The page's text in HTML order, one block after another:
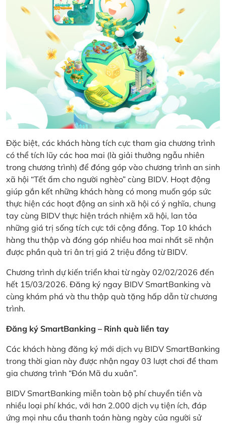
Đặc biệt, các khách hàng tích cực tham gia chương trình
có thể tích lũy các hoa mai (là giải thưởng ngẫu nhiên
trong chương trình) để đóng góp vào chương trình an sinh
xã hội “Tết ấm cho người nghèo” cùng BIDV. Hoạt động
giúp gắn kết những khách hàng có mong muốn góp sức
thực hiện các hoạt động an sinh xã hội có ý nghĩa, chung
tay cùng BIDV thực hiện trách nhiệm xã hội, lan tỏa
những giá trị sống tích cực tới cộng đồng. Top 10 khách
hàng thu thập và đóng góp nhiều hoa mai nhất sẽ nhận
được phần quà tri ân trị giá 2 triệu đồng từ BIDV.
Chương trình dự kiến triển khai từ ngày 02/02/2026 đến
hết 15/03/2026. Đăng ký ngay BIDV SmartBanking và
cùng khám phá và thu thập quà tặng hấp dẫn từ chương
trình.
Đăng ký SmartBanking – Rinh quà liền tay
Các khách hàng đăng ký mới dịch vụ BIDV SmartBanking
trong thời gian này được nhận ngay 03 lượt chơi để tham
gia chương trình “Đón Mã du xuân”.
BIDV SmartBanking miễn toàn bộ phí chuyển tiền và
nhiều loại phí khác, với hơn 2.000 dịch vụ tiện ích, đáp
ứng mọi nhu cầu thanh toán hàng ngày của người sử